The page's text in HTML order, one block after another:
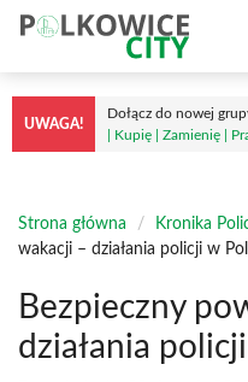
Przejdź
treści
UWAGA!
Dołącz do nowej
| Kupię | Zamienię |
Strona główna / Kronika
wakacji – działania policji w
Bezpieczny
działania